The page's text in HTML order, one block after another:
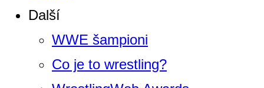
Další
WWE šampioni
Co je to wrestling?